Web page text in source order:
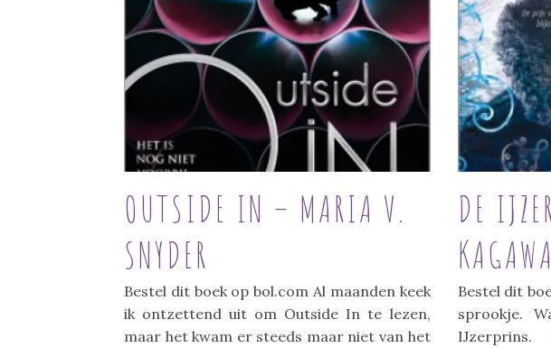
OUTSIDE IN – MARIA V.
SNYDER
Bestel dit boek op bol.com Al maanden keek
ik ontzettend uit om Outside In te lezen,
maar het kwam er steeds maar niet van het
DE
KAGAWA
Bestel dit
sprookje.